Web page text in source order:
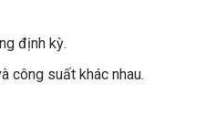
định kỳ.
công suất khác nhau.